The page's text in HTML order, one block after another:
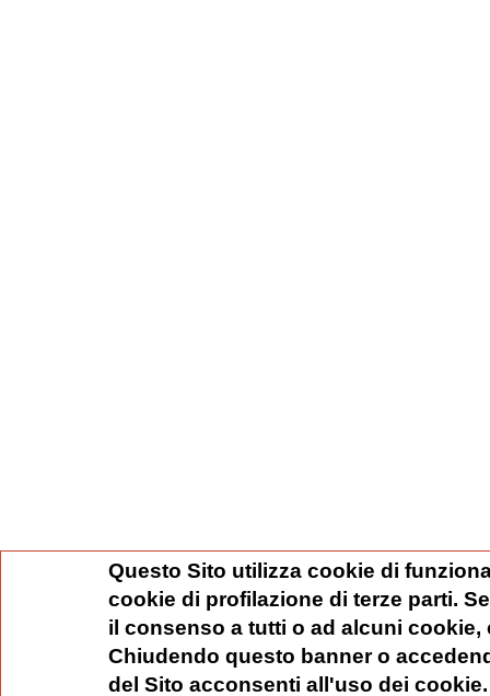
Questo Sito utilizza cookie di
cookie di profilazione di terze parti.
il consenso a tutti o ad alcuni
Chiudendo questo banner o
del Sito acconsenti all'uso dei cookie.